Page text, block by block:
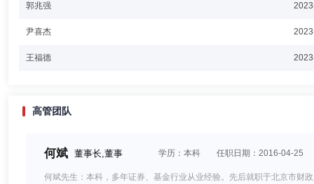
郭兆强
尹喜杰
王福德
高管团队
何斌 董事长,董事 学历：本科 任职日期：2016-04-25
何斌先生：本科，多年证券、基金行业从业经验。先后就职于北京市财